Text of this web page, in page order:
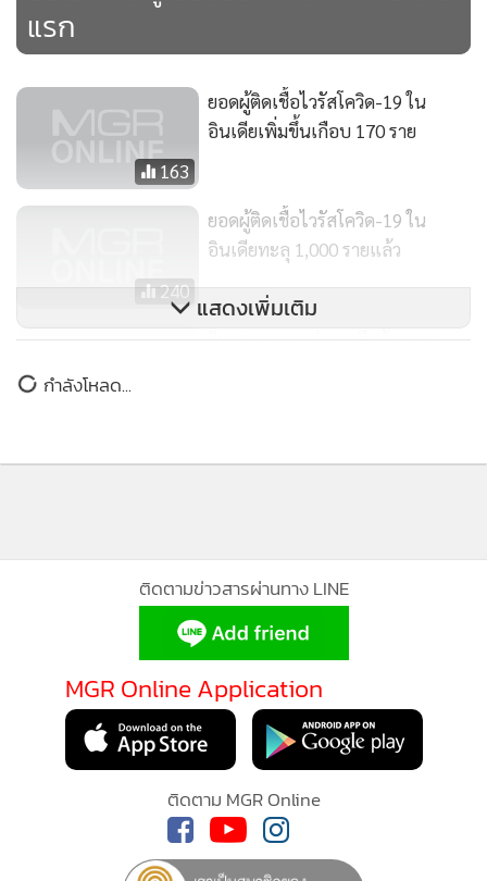
อินเดียพบผู้เสียชีวิตจากโควิด-19 ราย
แรก
163
ยอดผู้ติดเชื้อไวรัสโควิด-19 ใน
อินเดียเพิ่มขึ้นเกือบ 170 ราย
ยอดผู้ติดเชื้อไวรัสโควิด-19 ใน
จีนเสนอความช่วยเหลือด้านการ
ติดตามข่าวสารผ่านทาง LINE
MGR Online Application
ติดตาม MGR Online
MGR Online ใช้คุกกี้ (Cookies)
MGR Online ใช้คุกกี้ เพื่อจัดการข้อมูลส่วนบุคคลเพื่อนำเสนอ
ประสบการณ์คอนเทนต์ที่ดีที่สุดให้กับผู้อ่านบนเว็บไซต์ และ
เงื่อนไขการใช้งานเว็บไซต์